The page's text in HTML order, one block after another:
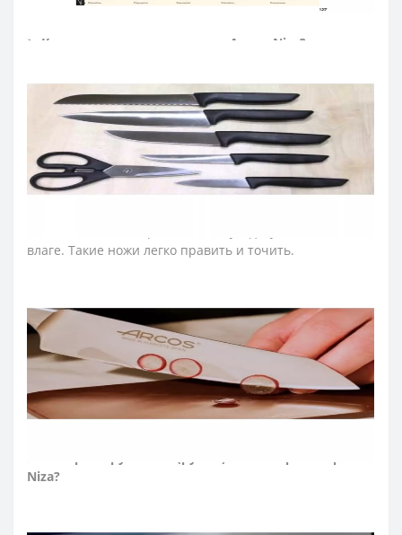
➤ Какие ножи входят в серию Аркос Niza?
ножи для овощей и фруктов, ножи для чистки овощей,
ножи для нарезки, ножи для хлеба, ножи для хамона,
шеф-ножи, японские ножи, ножи Сантоку.
➤ Тип ножей Аркос Niza?
Ножи Arcos серии «Ницца» изготовлены из прокатной
стали Nitrum методом штамповки. Состав стали
влаге. Такие ножи легко править и точить.
Лезвие ножей Аркос производятся из запатентованной
стали NITRUM, которая представляет собой сочетание
инновационных материалов. В результате ножи
устойчивы к коррозии, долго держат остроту и
геометрию режущей кромки, сохраняют
презентабельный внешний вид во время всего
периода эксплуатации.
Niza?